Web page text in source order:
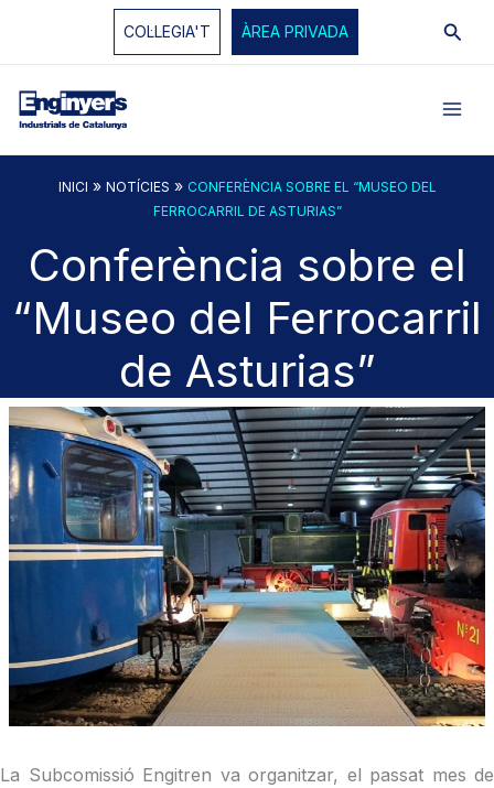
COL·LEGIA'T ÀREA PRIVADA
INICI » NOTÍCIES » CONFERÈNCIA SOBRE EL “MUSEO DEL
FERROCARRIL DE ASTURIAS”
Conferència sobre el
“Museo del Ferrocarril
de Asturias”
La Subcomissió Engitren va organitzar, el passat mes de